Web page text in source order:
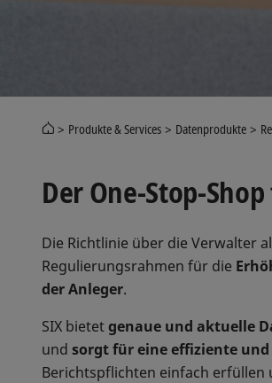
Produkte & Services Datenprodukte
Der One-Stop-
Die Richtlinie über die Verwalter
Regulierungsrahmen für die
der Anleger.
SIX bietetgenaue und aktuelle
und sorgt für eine effiziente
Berichtspflichten einfach erfüllen